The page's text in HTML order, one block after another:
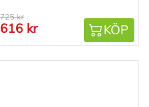
725 kr
616 kr KÖP